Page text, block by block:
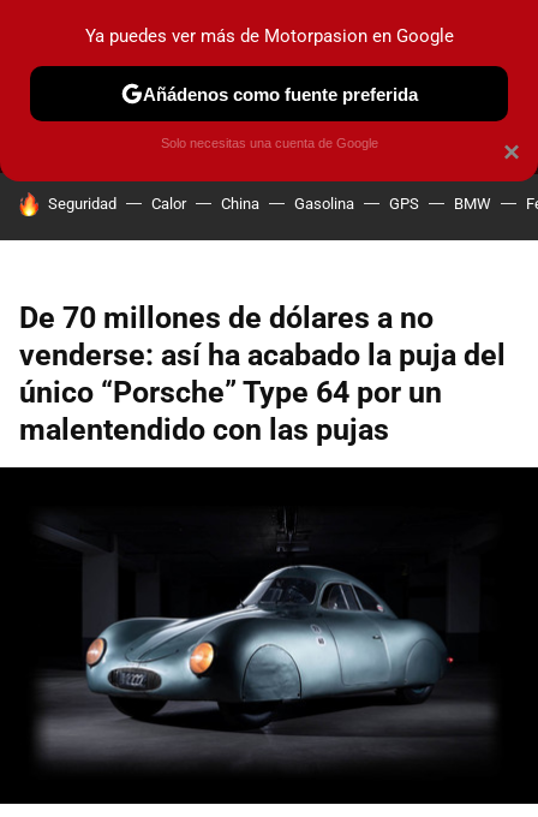
MENÚ NUEVO
COCHES ELÉCTRICOS OBSERVATORIO
HOY SE HABLA DE
Seguridad Calor China Gasolina GPS BMW
De 70 millones de dólares a no
venderse: así ha acabado la puja del
único “Porsche” Type 64 por un
malentendido con las pujas
×
Ya puedes ver más de Motorpasion en Google
Añádenos como fuente preferida
Solo necesitas una cuenta de Google